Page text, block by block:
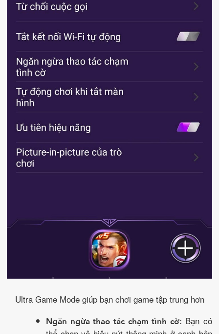
Ultra Game Mode giúp bạn chơi game tập trung hơn
Ngăn ngừa thao tác chạm tình cờ: Bạn có